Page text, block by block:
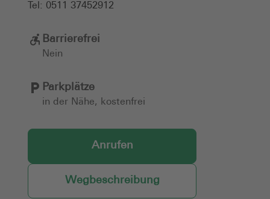
Tel: 0511 37452912
Barrierefrei
Nein
Parkplätze
in der Nähe, kostenfrei
Anrufen
Wegbeschreibung